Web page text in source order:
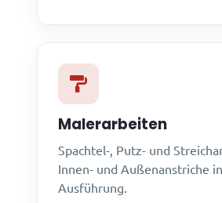
Malerarbeiten
Spachtel-, Putz- und
Innen- und Außenanstriche
Ausführung.